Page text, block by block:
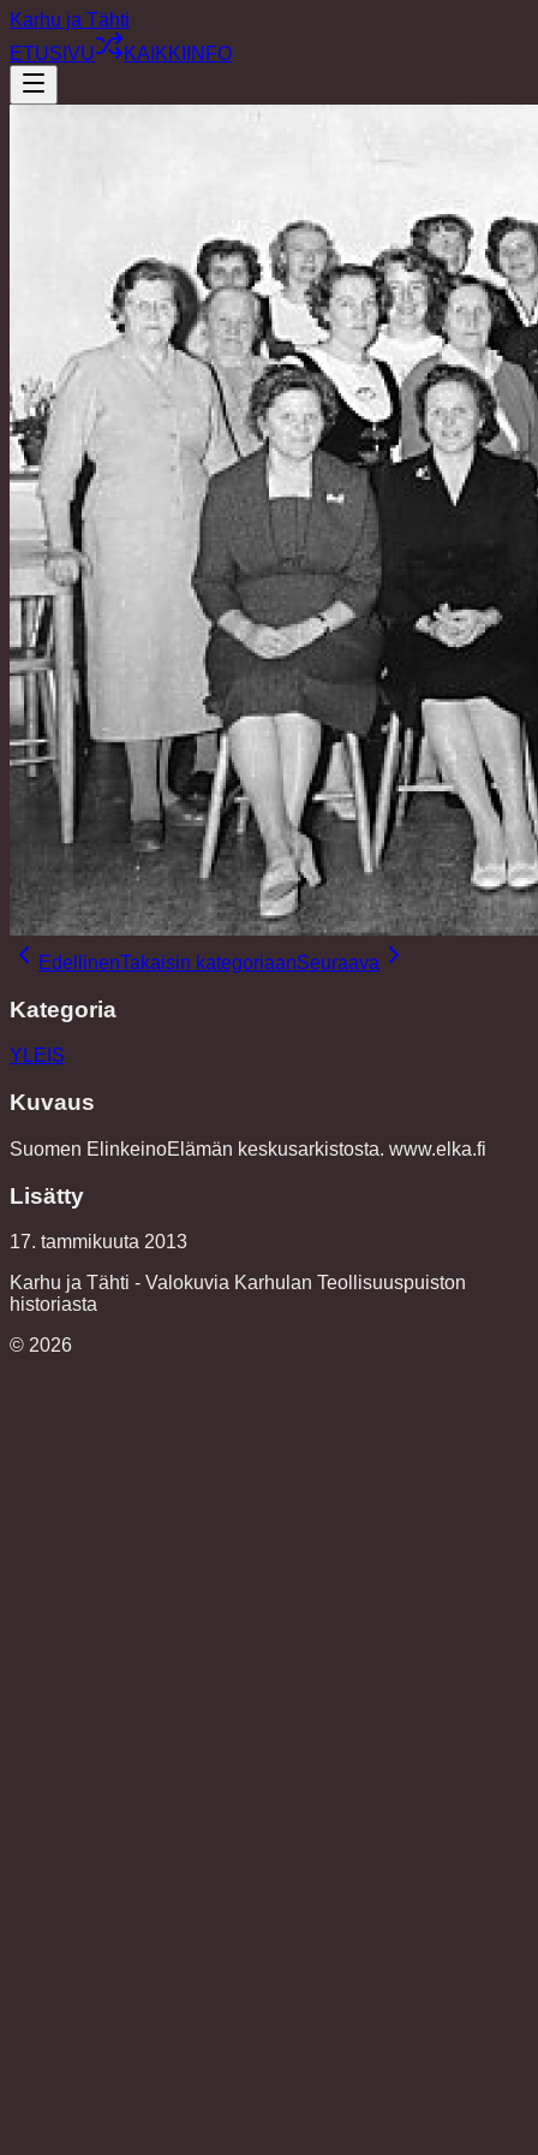
Karhu ja Tähti
ETUSIVU
KAIKKI INFO
EdellinenTakaisin kategoriaanSeuraava
Kategoria
YLEIS
Kuvaus
Suomen ElinkeinoElämän keskusarkistosta. www.elka.fi
Lisätty
17. tammikuuta 2013
Karhu ja Tähti - Valokuvia Karhulan Teollisuuspuiston
historiasta
© 2026